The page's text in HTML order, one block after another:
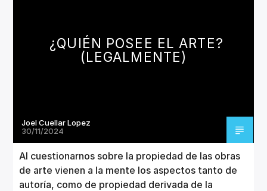
Invencible Radio
¿QUIÉN POSEE EL ARTE?
(LEGALMENTE)
Joel Cuellar Lopez
30/11/2024
Al cuestionarnos sobre la propiedad de las obras
de arte vienen a la mente los aspectos tanto de
autoría, como de propiedad derivada de la